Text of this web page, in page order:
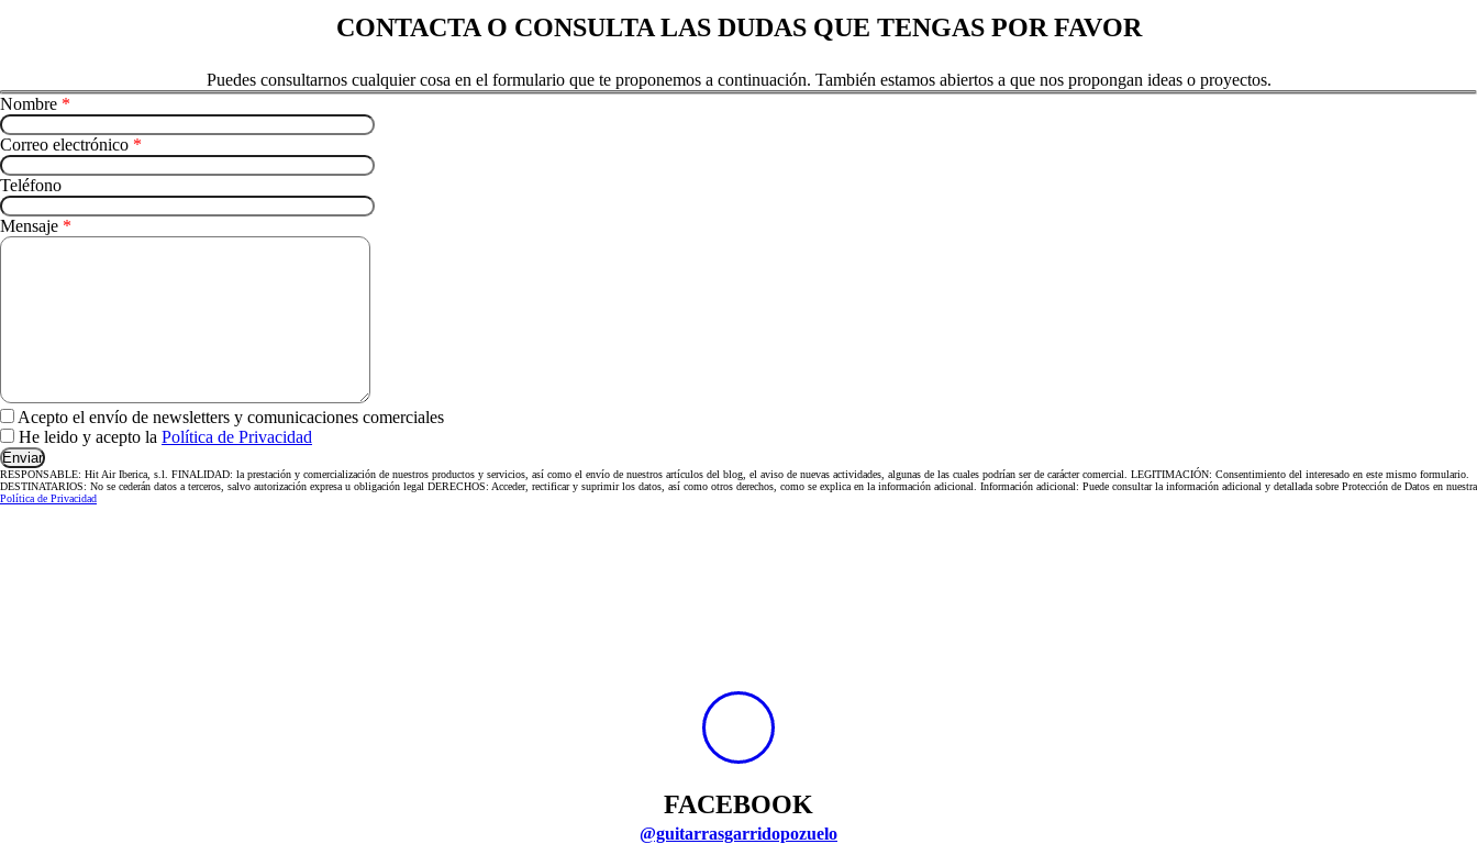
CONTACTA O CONSULTA LAS DUDAS QUE TENGAS POR FAVOR
Puedes consultarnos cualquier cosa en el formulario que te proponemos a continuación. También estamos abiertos a que nos propongan ideas o proyectos.
Nombre *
Correo electrónico *
Teléfono
Mensaje *
Acepto el envío de newsletters y comunicaciones comerciales
He leido y acepto la Política de Privacidad
RESPONSABLE: Hit Air Iberica, s.l. FINALIDAD: la prestación y comercialización de nuestros productos y servicios, así como el envío de nuestros artículos del blog, el aviso de nuevas actividades, algunas de las cuales podrían ser de carácter comercial. LEGITIMACIÓN: Consentimiento del interesado en este mismo formulario.
DESTINATARIOS: No se cederán datos a terceros, salvo autorización expresa u obligación legal DERECHOS: Acceder, rectificar y suprimir los datos, así como otros derechos, como se explica en la información adicional. Información adicional: Puede consultar la información adicional y detallada sobre Protección de Datos en nuestra
Política de Privacidad
FACEBOOK
@guitarrasgarridopozuelo